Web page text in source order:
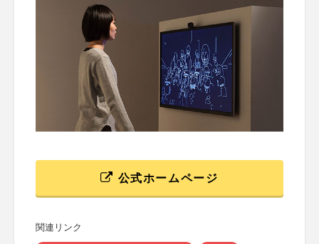
公式ホームページ
関連リンク